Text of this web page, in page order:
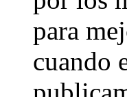
para
cuando